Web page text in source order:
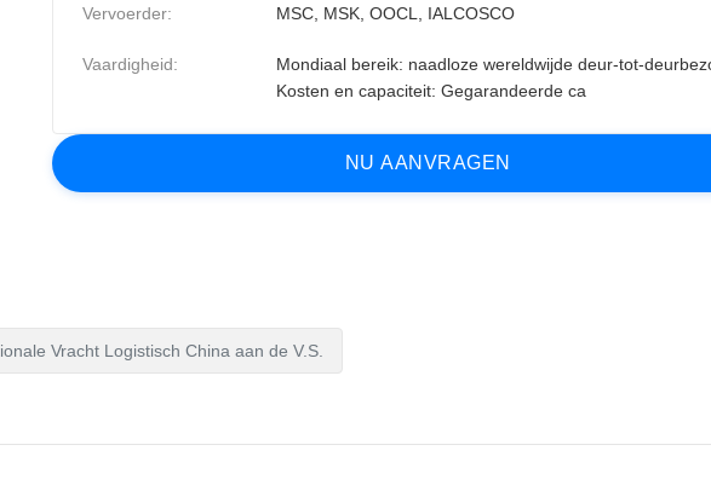
Vervoerder: MSC, MSK, OOCL, IALCOSCO
Vaardigheid:
Mondiaal bereik: naadloze wereldwijde deur-tot-
Kosten en capaciteit: Gegarandeerde ca
N U AAN VRAGEN
Vracht Logistisch China aan de V.S.